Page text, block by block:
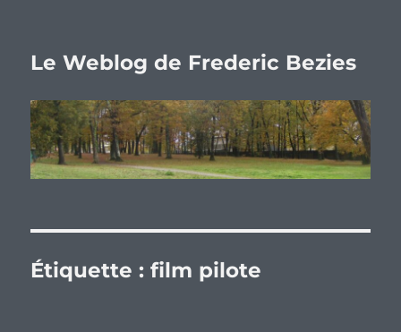
Le Weblog de Frederic Bezies
Étiquette :film pilote